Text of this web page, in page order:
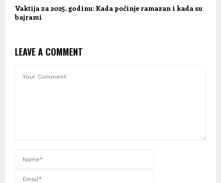
Vaktija za 2025. godinu: Kada počinje ramazan i kada su
bajrami
LEAVE A COMMENT